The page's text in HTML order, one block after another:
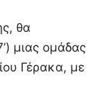
θα
μιας ομάδας
Γέρακα, με